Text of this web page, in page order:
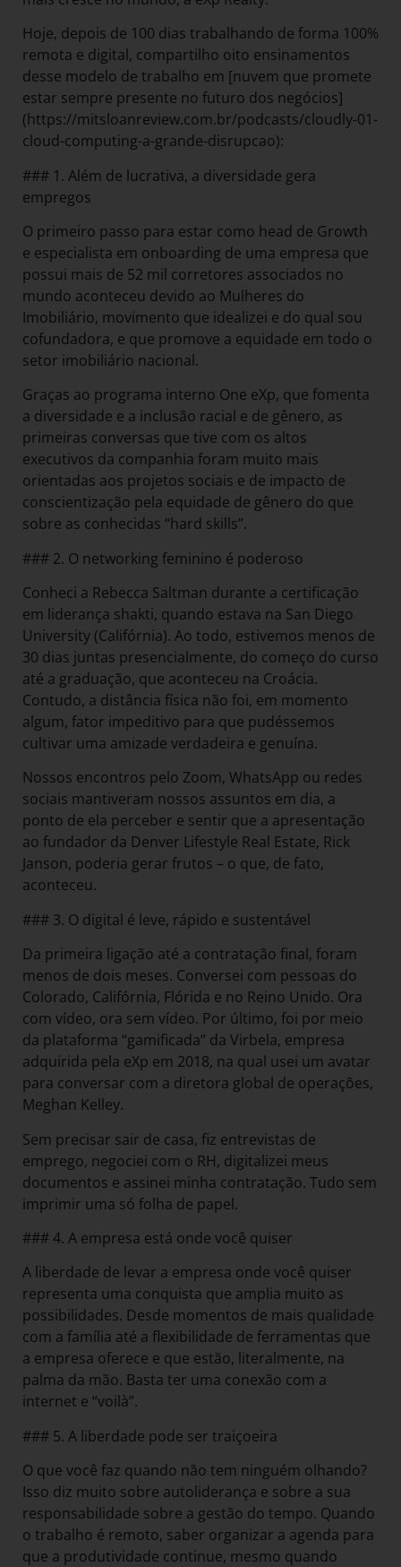
Hoje, depois de 100 dias trabalhando de forma 100%
remota e digital, compartilho oito ensinamentos
desse modelo de trabalho em [nuvem que promete
estar sempre presente no futuro dos negócios]
(https://mitsloanreview.com.br/podcasts/cloudly-01-
cloud-computing-a-grande-disrupcao):
### 1. Além de lucrativa, a diversidade gera
empregos
O primeiro passo para estar como head de Growth
e especialista em onboarding de uma empresa que
possui mais de 52 mil corretores associados no
mundo aconteceu devido ao Mulheres do
Imobiliário, movimento que idealizei e do qual sou
cofundadora, e que promove a equidade em todo o
setor imobiliário nacional.
Graças ao programa interno One eXp, que fomenta
a diversidade e a inclusão racial e de gênero, as
primeiras conversas que tive com os altos
executivos da companhia foram muito mais
orientadas aos projetos sociais e de impacto de
conscientização pela equidade de gênero do que
sobre as conhecidas “hard skills”.
### 2. O networking feminino é poderoso
Conheci a Rebecca Saltman durante a certificação
em liderança shakti, quando estava na San Diego
University (Califórnia). Ao todo, estivemos menos de
30 dias juntas presencialmente, do começo do curso
até a graduação, que aconteceu na Croácia.
Contudo, a distância física não foi, em momento
algum, fator impeditivo para que pudéssemos
cultivar uma amizade verdadeira e genuína.
Nossos encontros pelo Zoom, WhatsApp ou redes
sociais mantiveram nossos assuntos em dia, a
ponto de ela perceber e sentir que a apresentação
ao fundador da Denver Lifestyle Real Estate, Rick
Janson, poderia gerar frutos – o que, de fato,
aconteceu.
### 3. O digital é leve, rápido e sustentável
Da primeira ligação até a contratação final, foram
menos de dois meses. Conversei com pessoas do
Colorado, Califórnia, Flórida e no Reino Unido. Ora
com vídeo, ora sem vídeo. Por último, foi por meio
da plataforma “gamificada” da Virbela, empresa
adquirida pela eXp em 2018, na qual usei um avatar
para conversar com a diretora global de operações,
Meghan Kelley.
Sem precisar sair de casa, fiz entrevistas de
emprego, negociei com o RH, digitalizei meus
documentos e assinei minha contratação. Tudo sem
imprimir uma só folha de papel.
### 4. A empresa está onde você quiser
A liberdade de levar a empresa onde você quiser
representa uma conquista que amplia muito as
possibilidades. Desde momentos de mais qualidade
com a família até a flexibilidade de ferramentas que
a empresa oferece e que estão, literalmente, na
palma da mão. Basta ter uma conexão com a
internet e “voilà”.
### 5. A liberdade pode ser traiçoeira
O que você faz quando não tem ninguém olhando?
Isso diz muito sobre autoliderança e sobre a sua
responsabilidade sobre a gestão do tempo. Quando
o trabalho é remoto, saber organizar a agenda para
que a produtividade continue, mesmo quando